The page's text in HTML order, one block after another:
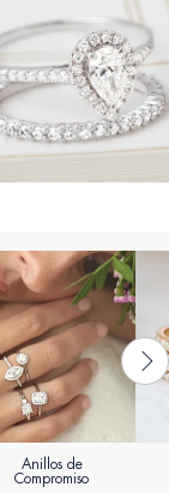
Anillos de
Compromiso